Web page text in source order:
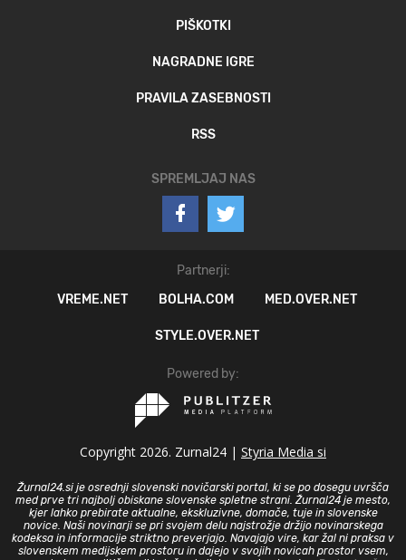
PIŠKOTKI
NAGRADNE IGRE
PRAVILA ZASEBNOSTI
RSS
SPREMLJAJ NAS
Partnerji:
VREME.NET
BOLHA.COM MED.OVER.NET
STYLE.OVER.NET
Powered by:
Copyright 2026. Zurnal24 | Styria Media si
Žurnal24.si je osrednji slovenski novičarski portal, ki se po dosegu uvršča
med prve tri najbolj obiskane slovenske spletne strani. Žurnal24 je mesto,
kjer lahko prebirate aktualne, ekskluzivne, domače, tuje in slovenske
novice. Naši novinarji se pri svojem delu najstrožje držijo novinarskega
kodeksa in informacije striktno preverjajo. Navajajo vire, kar žal ni praksa v
slovenskem medijskem prostoru in dajejo v svojih novicah prostor vsem,